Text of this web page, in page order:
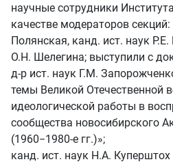
научные сотрудники
качестве модераторов
Полянская, канд. ист. наук
О.Н. Шелегина; выступили с
д-р ист. наук Г.М.
темы Великой Отечественной
идеологической работы в
сообщества новосибирского
(1960−1980-е гг.)»;
канд. ист. наук Н.А.